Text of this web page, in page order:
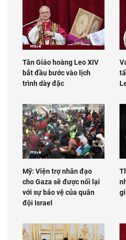
Tân Giáo hoàng Leo XIV
bắt đầu bước vào lịch
trình dày đặc
Mỹ: Viện trợ nhân đạo
cho Gaza sẽ được nối lại
với sự bảo vệ của quân
đội Israel